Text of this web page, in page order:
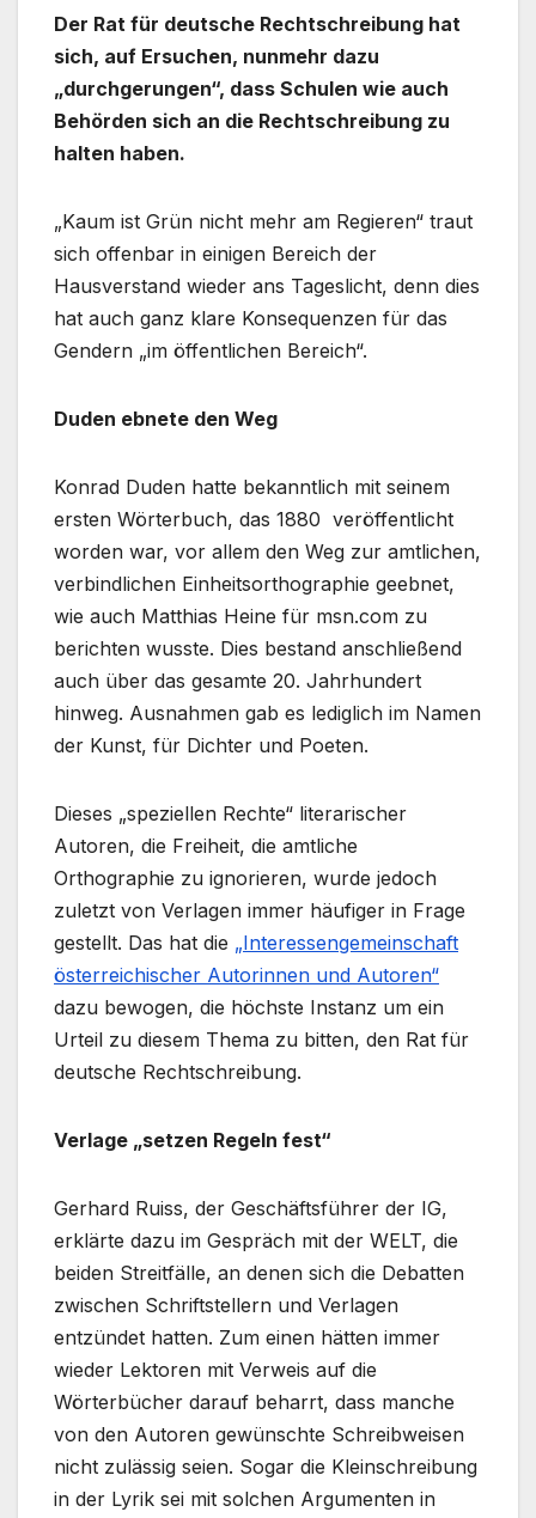
Der Rat für deutsche Rechtschreibung hat
sich, auf Ersuchen, nunmehr dazu
„durchgerungen“, dass Schulen wie auch
Behörden sich an die Rechtschreibung zu
halten haben.
„Kaum ist Grün nicht mehr am Regieren“ traut
sich offenbar in einigen Bereich der
Hausverstand wieder ans Tageslicht, denn dies
hat auch ganz klare Konsequenzen für das
Gendern „im öffentlichen Bereich“.
Duden ebnete den Weg
Konrad Duden hatte bekanntlich mit seinem
ersten Wörterbuch, das 1880 veröffentlicht
worden war, vor allem den Weg zur amtlichen,
verbindlichen Einheitsorthographie geebnet,
wie auch Matthias Heine für msn.com zu
berichten wusste. Dies bestand anschließend
auch über das gesamte 20. Jahrhundert
hinweg. Ausnahmen gab es lediglich im Namen
der Kunst, für Dichter und Poeten.
Dieses „speziellen Rechte“ literarischer
Autoren, die Freiheit, die amtliche
Orthographie zu ignorieren, wurde jedoch
zuletzt von Verlagen immer häufiger in Frage
gestellt. Das hat die „Interessengemeinschaft
österreichischer Autorinnen und Autoren“
dazu bewogen, die höchste Instanz um ein
Urteil zu diesem Thema zu bitten, den Rat für
deutsche Rechtschreibung.
Verlage „setzen Regeln fest“
Gerhard Ruiss, der Geschäftsführer der IG,
erklärte dazu im Gespräch mit der WELT, die
beiden Streitfälle, an denen sich die Debatten
zwischen Schriftstellern und Verlagen
entzündet hatten. Zum einen hätten immer
wieder Lektoren mit Verweis auf die
Wörterbücher darauf beharrt, dass manche
von den Autoren gewünschte Schreibweisen
nicht zulässig seien. Sogar die Kleinschreibung
in der Lyrik sei mit solchen Argumenten in